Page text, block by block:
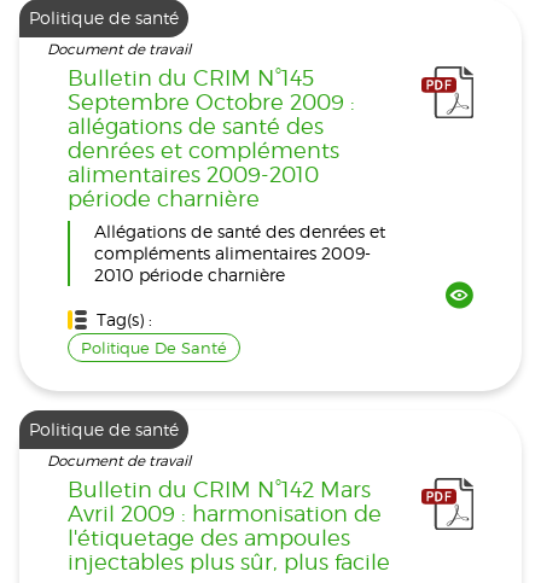
Politique de santé
Document de travail
Bulletin du CRIM N°145
Septembre Octobre 2009 :
allégations de santé des
denrées et compléments
alimentaires 2009-2010
période charnière
Allégations de santé des denrées et
compléments alimentaires 2009-
2010 période charnière
Tag(s) :
Politique De Santé
Politique de santé
Document de travail
Bulletin du CRIM N°142 Mars
Avril 2009 : harmonisation de
l'étiquetage des ampoules
injectables plus sûr, plus facile